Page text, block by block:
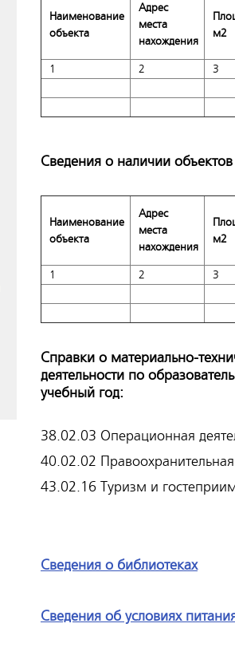
Наименование
объекта
Адрес
места
нахождения
м2
1
2 3
Сведения о наличии объектов
Наименование
объекта
Адрес
места
нахождения
м2
1
2 3
Справки о материально-
деятельности по
учебный год:
38.02.03 Операционная
40.02.02 Правоохранительная
43.02.16 Туризм и
Сведения о библиотеках
Сведения об условиях